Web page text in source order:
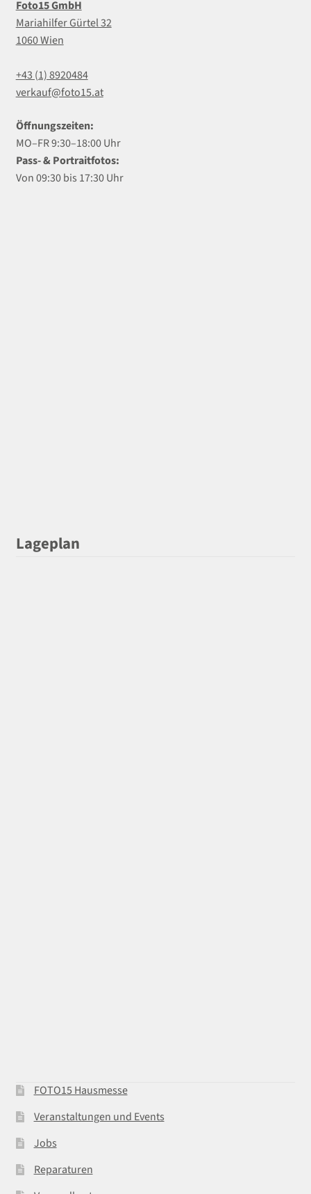
Foto15 GmbH
Mariahilfer Gürtel 32
1060 Wien
+43 (1) 8920484
verkauf@foto15.at
Öffnungszeiten:
MO–FR 9:30–18:00 Uhr
Pass- & Portraitfotos:
Von 09:30 bis 17:30 Uhr
Lageplan
FOTO15 Hausmesse
Veranstaltungen und Events
Jobs
Reparaturen